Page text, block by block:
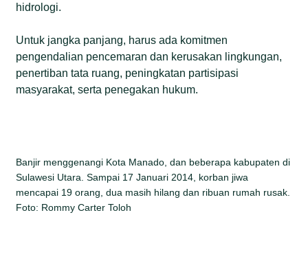
hidrologi.
Untuk jangka panjang, harus ada komitmen
pengendalian pencemaran dan kerusakan lingkungan,
penertiban tata ruang, peningkatan partisipasi
masyarakat, serta penegakan hukum.
Banjir menggenangi Kota Manado, dan beberapa kabupaten di
Sulawesi Utara. Sampai 17 Januari 2014, korban jiwa
mencapai 19 orang, dua masih hilang dan ribuan rumah rusak.
Foto: Rommy Carter Toloh